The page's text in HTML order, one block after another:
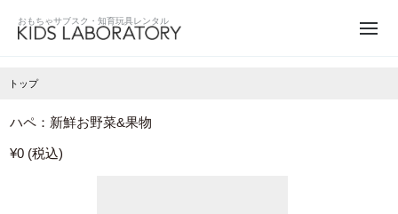
トップ
ハペ：新鮮お野菜&果物
¥0 (税込)